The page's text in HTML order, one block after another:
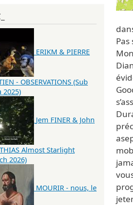
ERIKM & PIERRE
- OBSERVATIONS (Sub
2025)
Jem FINER & John
Almost Starlight
2026)
MOURIR - nous, le